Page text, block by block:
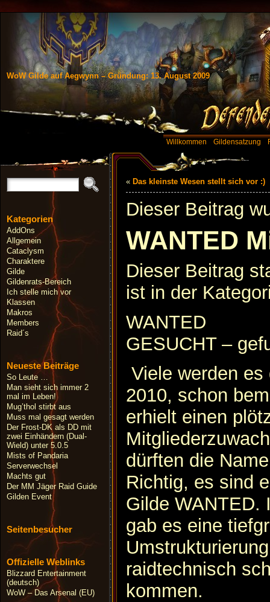
WoW Gilde auf Aegwynn – Gründung: 13. August 2009
Willkommen Gildensatzung
Kategorien
AddOns
Allgemein
Cataclysm
Charaktere
Gilde
Gildenrats-Bereich
Ich stelle mich vor
Klassen
Makros
Members
Raid´s
Neueste Beiträge
So Leute …
Man sieht sich immer 2
mal im Leben!
Mug’thol stirbt aus
Muss mal gesagt werden
Der Frost-DK als DD mit
zwei Einhändern (Dual-
Wield) unter 5.0.5
Mists of Pandaria
Serverwechsel
Machts gut
Der MM Jäger Raid Guide
Gilden Event
Seitenbesucher
Offizielle Weblinks
Blizzard Entertainment
(deutsch)
WoW – Das Arsenal (EU)
« Das kleinste Wesen stellt sich vor :)
Dieser Beitrag
WANTED
Dieser Beitrag
ist in der
WANTED
GESUCHT –
Viele werden
2010, schon
erhielt einen
dürften die
Richtig, es sind
Gilde WANTED.
gab es eine
raidtechnisch
kommen.